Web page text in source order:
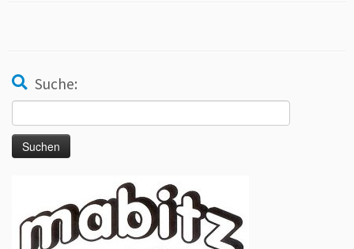
Suche:
nach: